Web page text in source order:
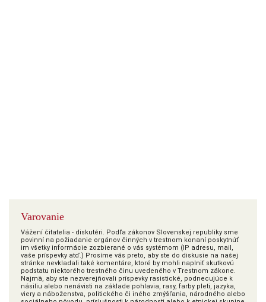
Varovanie
Vážení čitatelia - diskutéri. Podľa zákonov Slovenskej republiky sme
povinní na požiadanie orgánov činných v trestnom konaní poskytnúť
im všetky informácie zozbierané o vás systémom (IP adresu, mail,
vaše príspevky atď.) Prosíme vás preto, aby ste do diskusie na našej
stránke nevkladali také komentáre, ktoré by mohli naplniť skutkovú
podstatu niektorého trestného činu uvedeného v Trestnom zákone.
Najmä, aby ste nezverejňovali príspevky rasistické, podnecujúce k
násiliu alebo nenávisti na základe pohlavia, rasy, farby pleti, jazyka,
viery a náboženstva, politického či iného zmýšľania, národného alebo